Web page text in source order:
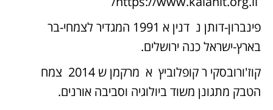
פינברון-דותן נ דנין א 1991 המגדיר לצמחי-בר
בארץ-ישראל כנה ירושלים.
קוז'ורובסקי ר קופלוביץ א מרקמן ש 2014 צמח
הטבק מתגונן משוד ביולוגיה וסביבה אורנים.